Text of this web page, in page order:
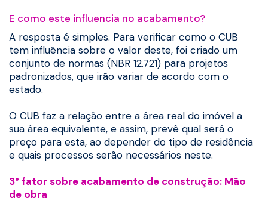
E como este influencia no acabamento?
A resposta é simples. Para verificar como o CUB
tem influência sobre o valor deste, foi criado um
conjunto de normas (NBR 12.721) para projetos
padronizados, que irão variar de acordo com o
estado.
O CUB faz a relação entre a área real do imóvel a
sua área equivalente, e assim, prevê qual será o
preço para esta, ao depender do tipo de residência
e quais processos serão necessários neste.
3° fator sobre acabamento de construção: Mão
de obra